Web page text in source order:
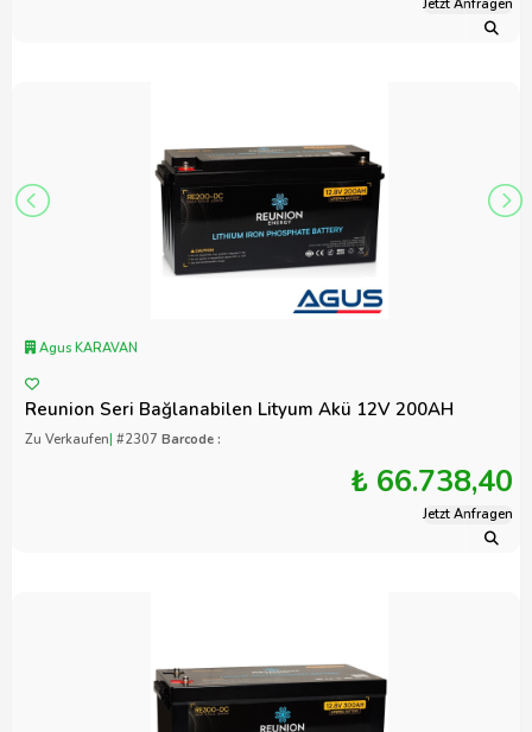
Jetzt Anfragen
Agus KARAVAN
Reunion Seri Bağlanabilen Lityum Akü 12V 200AH
Zu Verkaufen| #2307 Barcode :
₺ 66.738,40
Jetzt Anfragen